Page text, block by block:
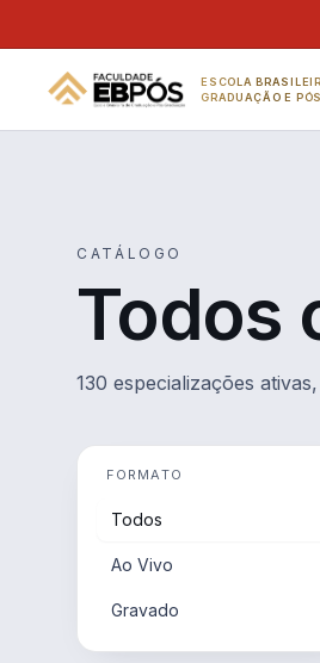
ESCOLA
GRADUAÇÃO E
CATÁLOGO
Todos
130 especializações
FORMATO
Todos
Ao Vivo
Gravado